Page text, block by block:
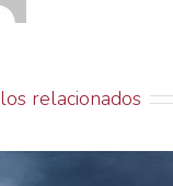
relacionados